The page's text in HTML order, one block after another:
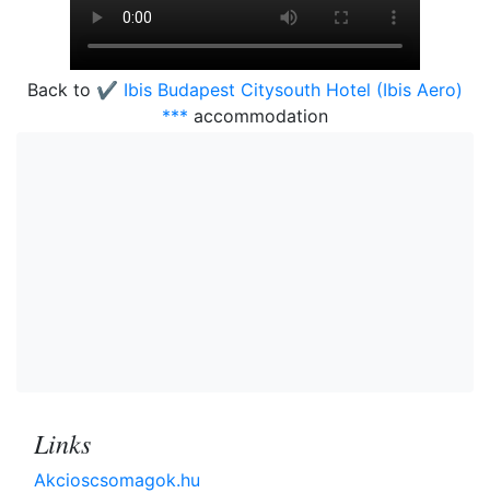
Back to ✔️ Ibis Budapest Citysouth Hotel (Ibis Aero)
*** accommodation
Links
Akcioscsomagok.hu